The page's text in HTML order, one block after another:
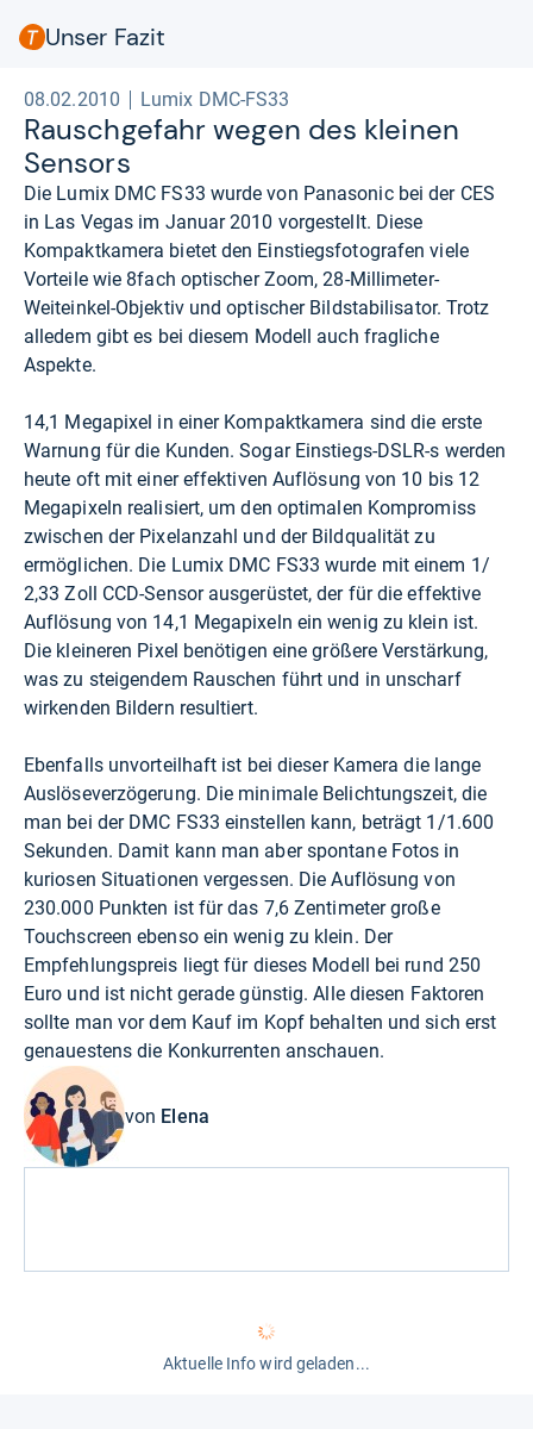
Unser Fazit
08.02.2010 Lumix DMC-FS33
Rausch­ge­fahr wegen des klei­nen
Sen­sors
Die Lumix DMC FS33 wurde von Panasonic bei der CES
in Las Vegas im Januar 2010 vorgestellt. Diese
Kompaktkamera bietet den Einstiegsfotografen viele
Vorteile wie 8fach optischer Zoom, 28-Millimeter-
Weiteinkel-Objektiv und optischer Bildstabilisator. Trotz
alledem gibt es bei diesem Modell auch fragliche
Aspekte.
14,1 Megapixel in einer Kompaktkamera sind die erste
Warnung für die Kunden. Sogar Einstiegs-DSLR-s werden
heute oft mit einer effektiven Auflösung von 10 bis 12
Megapixeln realisiert, um den optimalen Kompromiss
zwischen der Pixelanzahl und der Bildqualität zu
ermöglichen. Die Lumix DMC FS33 wurde mit einem 1/
2,33 Zoll CCD-Sensor ausgerüstet, der für die effektive
Auflösung von 14,1 Megapixeln ein wenig zu klein ist.
Die kleineren Pixel benötigen eine größere Verstärkung,
was zu steigendem Rauschen führt und in unscharf
wirkenden Bildern resultiert.
Ebenfalls unvorteilhaft ist bei dieser Kamera die lange
Auslöseverzögerung. Die minimale Belichtungszeit, die
man bei der DMC FS33 einstellen kann, beträgt 1/1.600
Sekunden. Damit kann man aber spontane Fotos in
kuriosen Situationen vergessen. Die Auflösung von
230.000 Punkten ist für das 7,6 Zentimeter große
Touchscreen ebenso ein wenig zu klein. Der
Empfehlungspreis liegt für dieses Modell bei rund 250
Euro und ist nicht gerade günstig. Alle diesen Faktoren
sollte man vor dem Kauf im Kopf behalten und sich erst
genauestens die Konkurrenten anschauen.
von Elena
Aktuelle Info wird geladen...